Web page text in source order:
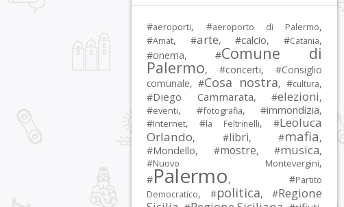
#aeroporti, #aeroporto di Palermo,
#Amat, #arte, #calcio, #Catania,
#cinema, #Comune di
Palermo, #concerti, #Consiglio
comunale, #Cosa nostra, #cultura,
#Diego Cammarata, #elezioni,
#eventi, #fotografia, #immondizia,
#Internet, #la Feltrinelli, #Leoluca
Orlando, #libri, #mafia,
#Mondello, #mostre, #musica,
#Nuovo Montevergini,
#Palermo, #Partito
Democratico, #politica, #Regione